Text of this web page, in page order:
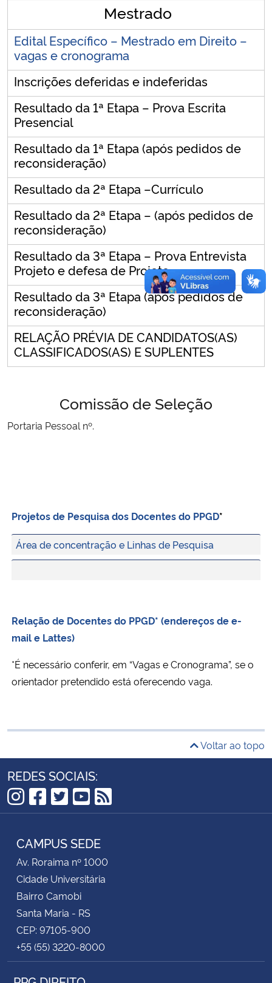
Banco Central do Brasil
Planalto
Mestrado
Edital Específico – Mestrado em Direito –
vagas e cronograma
Inscrições deferidas e indeferidas
Resultado da 1ª Etapa – Prova Escrita
Presencial
Resultado da 1ª Etapa (após pedidos de
reconsideração)
Resultado da 2ª Etapa –Currículo
Resultado da 2ª Etapa – (após pedidos de
reconsideração)
Resultado da 3ª Etapa – Prova Entrevista
Projeto e defesa de Projeto
Resultado da 3ª Etapa (após pedidos de
reconsideração)
RELAÇÃO PRÉVIA DE CANDIDATOS(AS)
CLASSIFICADOS(AS) E SUPLENTES
Comissão de Seleção
Portaria Pessoal nº.
Projetos de Pesquisa dos Docentes do PPGD*
Área de concentração e Linhas de Pesquisa
Relação de Docentes do PPGD* (endereços de e-
mail e Lattes)
*É necessário conferir, em “Vagas e Cronograma”, se o
orientador pretendido está oferecendo vaga.
Voltar ao topo
REDES SOCIAIS:
Instagram
Facebook
Twitter
YouTube
RSS
CAMPUS SEDE
Av. Roraima nº 1000
Cidade Universitária
Bairro Camobi
Santa Maria - RS
CEP: 97105-900
+55 (55) 3220-8000